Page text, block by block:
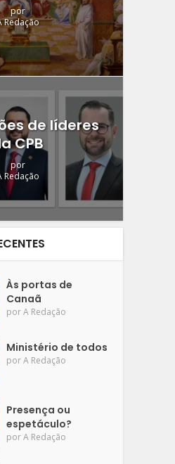
por
Redação
de líderes
CPB
por
Redação
Às portas de
Canaã
porA Redação
Ministério de todos
porA Redação
Presença ou
espetáculo?
porA Redação